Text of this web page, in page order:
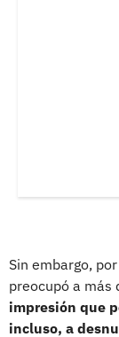
Sin embargo,
preocupó a más
impresión que
incluso, a